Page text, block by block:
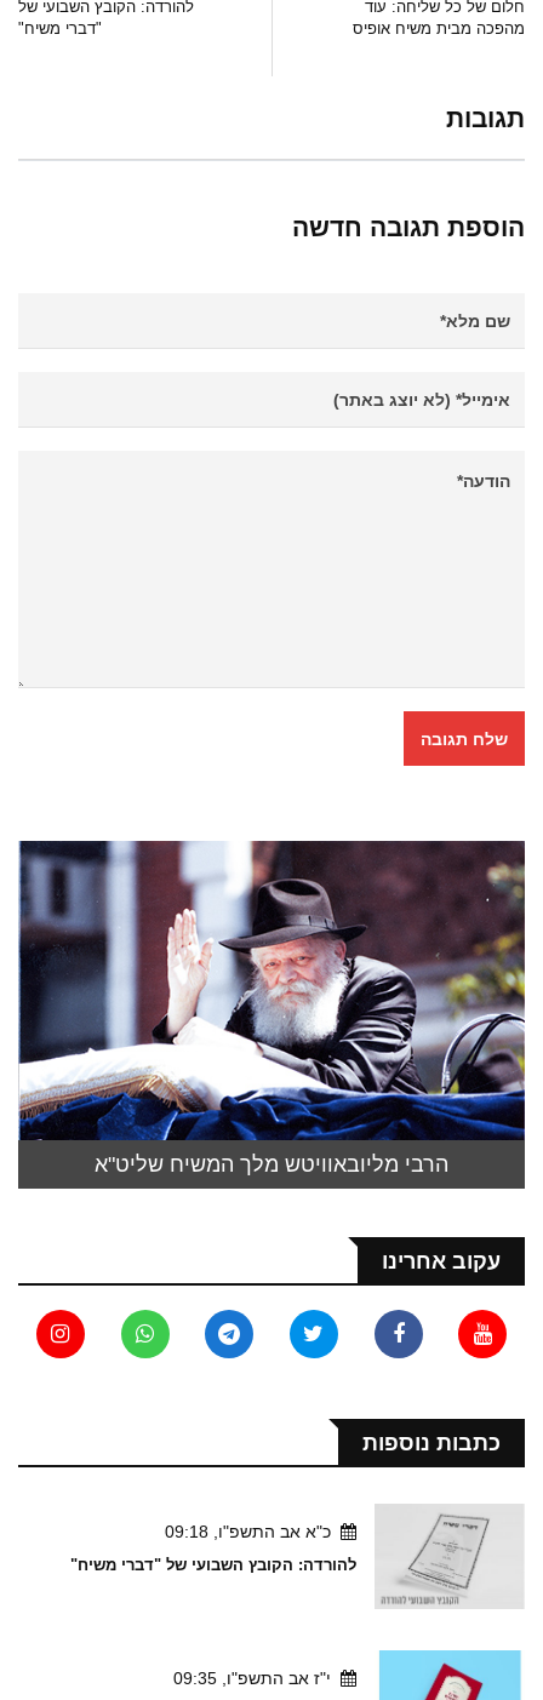
חלום של כל שליחה: עוד
מהפכה מבית משיח אופיס
להורדה: הקובץ השבועי של
"דברי משיח"
תגובות
הוספת תגובה חדשה
הרבי מליובאוויטש מלך המשיח שליט"א
עקוב אחרינו
כתבות נוספות
כ"א אב התשפ"ו, 09:18
להורדה: הקובץ השבועי של "דברי משיח"
י"ז אב התשפ"ו, 09:35